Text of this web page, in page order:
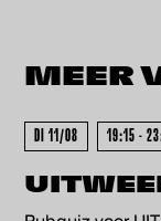
MEER
DI 11/08 19:15 -